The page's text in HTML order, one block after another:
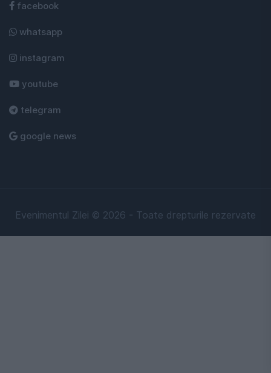
facebook
whatsapp
instagram
youtube
telegram
google news
Evenimentul Zilei © 2026 - Toate drepturile rezervate